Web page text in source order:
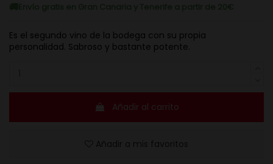
Es el segundo vino de la bodega con su propia
personalidad. Sabroso y bastante potente.
Añadir al carrito